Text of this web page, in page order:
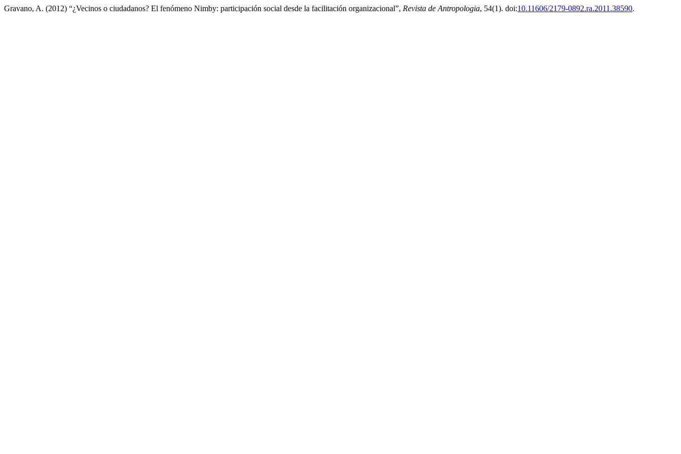
Gravano, A. (2012) “¿Vecinos o ciudadanos? El fenómeno Nimby: participación social desde la facilitación organizacional”, Revista de Antropologia, 54(1). doi:10.11606/2179-0892.ra.2011.38590.